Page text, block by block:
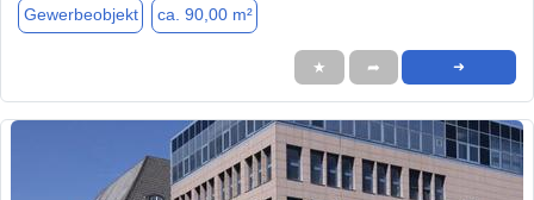
Gewerbeobjekt ca. 90,00 m²
★ ➦ ➜